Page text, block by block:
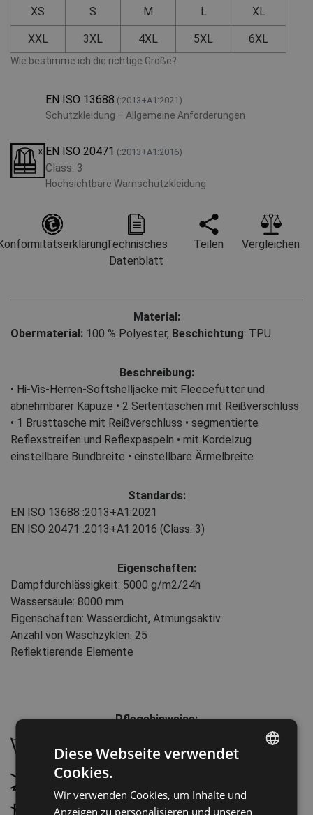
XS
S M L XL
XXL 3XL 4XL 5XL 6XL
Wie bestimme ich die richtige Größe?
EN ISO 13688 (:2013+A1:2021)
Schutzkleidung – Allgemeine Anforderungen
EN ISO 20471 (:2013+A1:2016)
Class: 3
Hochsichtbare Warnschutzkleidung
Technisches
Datenblatt
Teilen Vergleichen
Material:
Obermaterial: 100 % Polyester, Beschichtung: TPU
Beschreibung:
• Hi-Vis-Herren-Softshelljacke mit Fleecefutter und
abnehmbarer Kapuze • 2 Seitentaschen mit Reißverschluss
• 1 Brusttasche mit Reißverschluss • segmentierte
Reflexstreifen und Reflexpaspeln • mit Kordelzug
einstellbare Bundbreite • einstellbare Ärmelbreite
Standards:
EN ISO 13688 :2013+A1:2021
EN ISO 20471 :2013+A1:2016 (Class: 3)
Eigenschaften:
Dampfdurchlässigkeit: 5000 g/m2/24h
Wassersäule: 8000 mm
Eigenschaften: Wasserdicht, Atmungsaktiv
Anzahl von Waschzyklen: 25
Reflektierende Elemente
Pflegehinweise:
Bei 40 °C Schonwaschgang
Nicht bleichen
CZECH
Diese Webseite verwendet
Cookies.
Wir verwenden Cookies, um Inhalte und
Anzeigen zu personalisieren und unseren